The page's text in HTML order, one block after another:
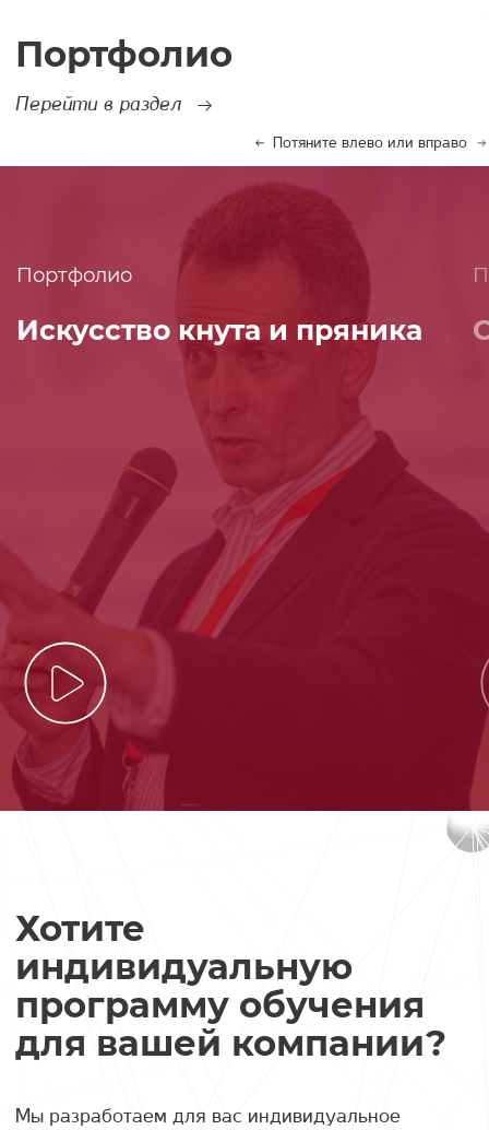
Портфолио
Перейти в раздел
Потяните влево или вправо
Портфолио
Искусство кнута и пряника
Хотите
индивидуальную
программу обучения
для вашей компании?
Мы разработаем для вас индивидуальное